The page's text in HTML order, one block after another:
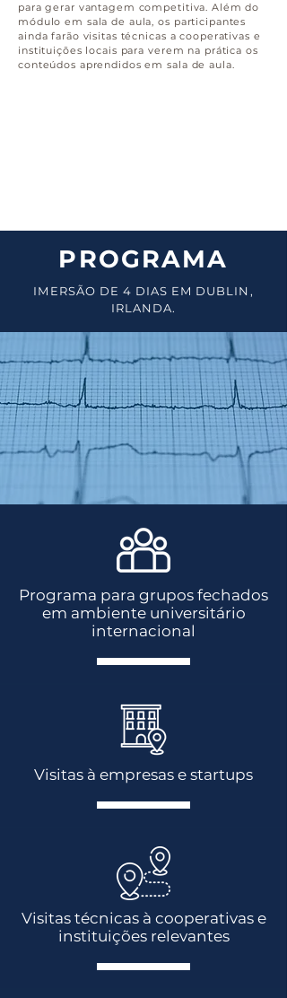
para gerar vantagem competitiva. Além do
módulo em sala de aula, os participantes
ainda farão visitas técnicas a cooperativas e
instituições locais para verem na prática os
conteúdos aprendidos em sala de aula.
PROGRAMA
IMERSÃO DE 4 DIAS EM DUBLIN,
IRLANDA.
Programa para grupos fechados
em ambiente universitário
internacional
Visitas à empresas e startups
Visitas técnicas à cooperativas e
instituições relevantes